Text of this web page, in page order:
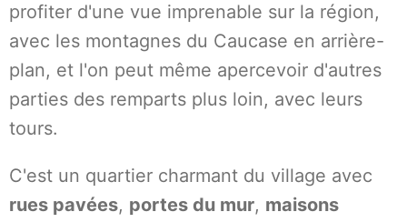
profiter d'une vue imprenable sur la région,
avec les montagnes du Caucase en arrière-
plan, et l'on peut même apercevoir d'autres
parties des remparts plus loin, avec leurs
tours.
C'est un quartier charmant du village avec
rues pavées, portes du mur, maisons